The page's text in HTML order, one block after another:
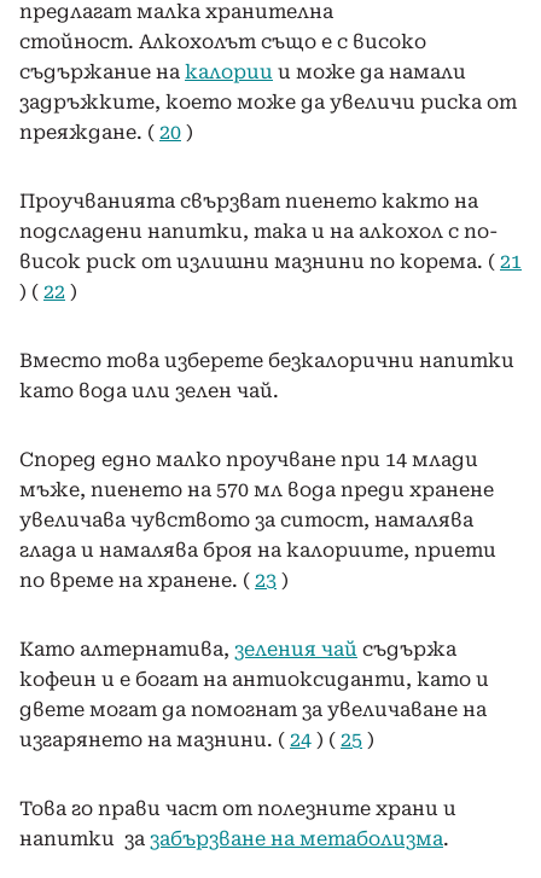
предлагат малка хранителна
стойност. Алкохолът също е с високо
съдържание на калории и може да намали
задръжките, което може да увеличи риска от
преяждане. ( 20 )
Проучванията свързват пиенето както на
подсладени напитки, така и на алкохол с по-
висок риск от излишни мазнини по корема. ( 21
) ( 22 )
Вместо това изберете безкалорични напитки
като вода или зелен чай.
Според едно малко проучване при 14 млади
мъже, пиенето на 570 мл вода преди хранене
увеличава чувството за ситост, намалява
глада и намалява броя на калориите, приети
по време на хранене. ( 23 )
Като алтернатива, зеления чай съдържа
кофеин и е богат на антиоксиданти, като и
двете могат да помогнат за увеличаване на
изгарянето на мазнини. ( 24 ) ( 25 )
Това го прави част от полезните храни и
напитки за забързване на метаболизма.